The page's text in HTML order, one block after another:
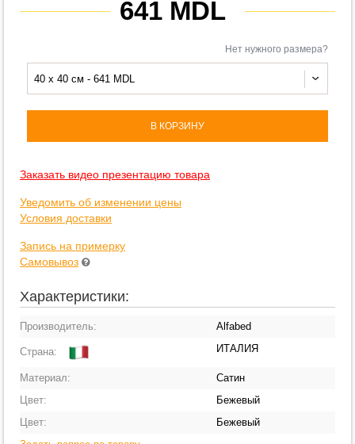
641 MDL
Нет нужного размера?
40 x 40 см - 641 MDL
В КОРЗИНУ
Заказать видео презентацию товара
Уведомить об изменении цены
Условия доставки
Запись на примерку
Самовывоз
Характеристики:
Производитель: Alfabed
Страна: ИТАЛИЯ
Материал:
Сатин
Цвет:
Бежевый
Цвет:
Бежевый